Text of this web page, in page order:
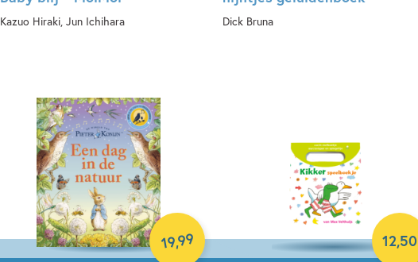
Kazuo Hiraki, Jun Ichihara Dick Bruna
19,99 12,50